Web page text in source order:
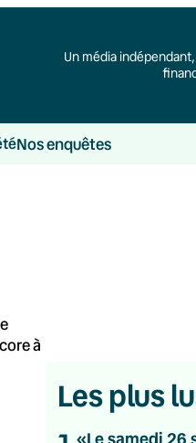
Un média
Nos enquêtes
à
Les plus